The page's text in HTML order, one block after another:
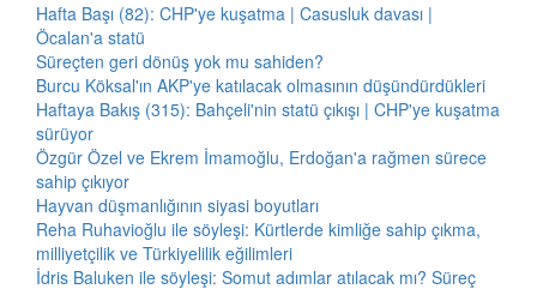
Hafta Başı (82): CHP'ye kuşatma | Casusluk davası |
Öcalan'a statü
Süreçten geri dönüş yok mu sahiden?
Burcu Köksal'ın AKP'ye katılacak olmasının düşündürdükleri
Haftaya Bakış (315): Bahçeli'nin statü çıkışı | CHP'ye kuşatma
sürüyor
Özgür Özel ve Ekrem İmamoğlu, Erdoğan'a rağmen sürece
sahip çıkıyor
Hayvan düşmanlığının siyasi boyutları
Reha Ruhavioğlu ile söyleşi: Kürtlerde kimliğe sahip çıkma,
milliyetçilik ve Türkiyelilik eğilimleri
İdris Baluken ile söyleşi: Somut adımlar atılacak mı? Süreç